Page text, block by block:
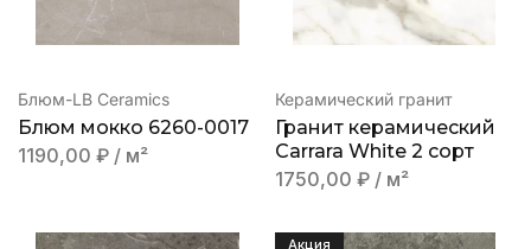
Блюм-LB Ceramics
Блюм мокко 6260-0017
1190,00 ₽ / м²
Керамический гранит
Гранит керамический
Carrara White 2 сорт
1750,00 ₽ / м²
Акция